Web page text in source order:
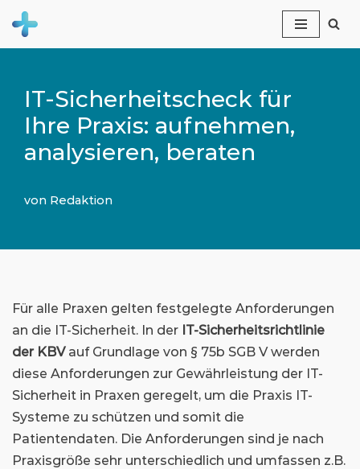
Zum
springen
IT-Sicherheitscheck für
Ihre Praxis: aufnehmen,
analysieren, beraten
von Redaktion
Für alle Praxen gelten festgelegte Anforderungen
an die IT-Sicherheit. In der IT-Sicherheitsrichtlinie
der KBVauf Grundlage von § 75b SGB V werden
diese Anforderungen zur Gewährleistung der IT-
Sicherheit in Praxen geregelt, um die Praxis IT-
Systeme zu schützen und somit die
Patientendaten. Die Anforderungen sind je nach
Praxisgröße sehr unterschiedlich und umfassen z.B.